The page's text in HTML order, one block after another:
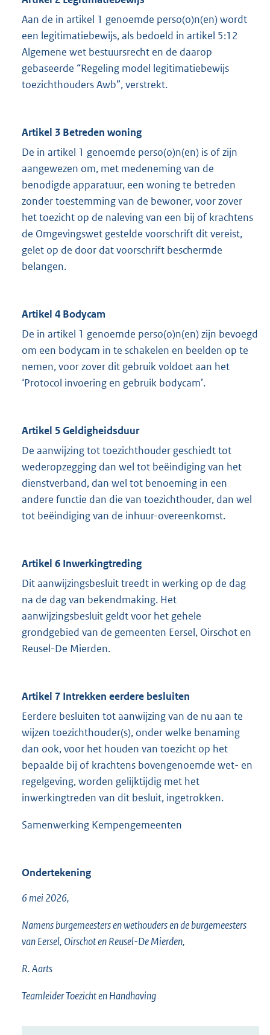
Aan de in artikel 1 genoemde perso(o)n(en) wordt
een legitimatiebewijs, als bedoeld in artikel 5:12
Algemene wet bestuursrecht en de daarop
gebaseerde “Regeling model legitimatiebewijs
toezichthouders Awb”, verstrekt.
Artikel 3 Betreden woning
De in artikel 1 genoemde perso(o)n(en) is of zijn
aangewezen om, met medeneming van de
benodigde apparatuur, een woning te betreden
zonder toestemming van de bewoner, voor zover
het toezicht op de naleving van een bij of krachtens
de Omgevingswet gestelde voorschrift dit vereist,
gelet op de door dat voorschrift beschermde
belangen.
Artikel 4 Bodycam
De in artikel 1 genoemde perso(o)n(en) zijn bevoegd
om een bodycam in te schakelen en beelden op te
nemen, voor zover dit gebruik voldoet aan het
‘Protocol invoering en gebruik bodycam’.
Artikel 5 Geldigheidsduur
De aanwijzing tot toezichthouder geschiedt tot
wederopzegging dan wel tot beëindiging van het
dienstverband, dan wel tot benoeming in een
andere functie dan die van toezichthouder, dan wel
tot beëindiging van de inhuur-overeenkomst.
Artikel 6 Inwerkingtreding
Dit aanwijzingsbesluit treedt in werking op de dag
na de dag van bekendmaking. Het
aanwijzingsbesluit geldt voor het gehele
grondgebied van de gemeenten Eersel, Oirschot en
Reusel-De Mierden.
Artikel 7 Intrekken eerdere besluiten
Eerdere besluiten tot aanwijzing van de nu aan te
wijzen toezichthouder(s), onder welke benaming
dan ook, voor het houden van toezicht op het
bepaalde bij of krachtens bovengenoemde wet- en
regelgeving, worden gelijktijdig met het
inwerkingtreden van dit besluit, ingetrokken.
Samenwerking Kempengemeenten
Ondertekening
6 mei 2026,
Namens burgemeesters en wethouders en de burgemeesters
van Eersel, Oirschot en Reusel-De Mierden,
R. Aarts
Teamleider Toezicht en Handhaving